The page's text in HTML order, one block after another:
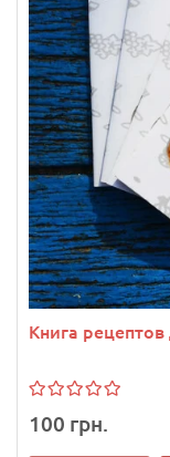
Книга
100 грн.